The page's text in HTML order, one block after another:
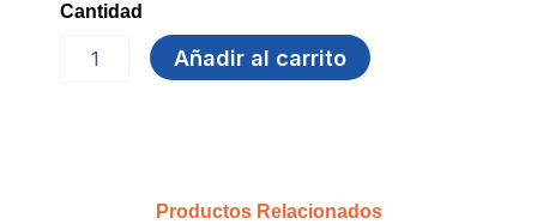
Cantidad
Añadir al carrito
Productos Relacionados